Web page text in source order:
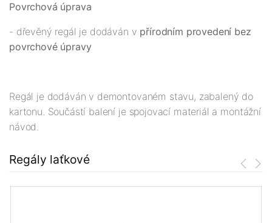
Povrchová úprava
- dřevěný regál je dodáván v přírodním provedení bez
povrchové úpravy
Regál je dodáván v demontovaném stavu, zabalený do
kartonu. Součástí balení je spojovací materiál a montážní
návod.
Regály laťkové